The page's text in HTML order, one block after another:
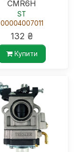
CMR6H
ST
00004007011
132 ₴
Купити